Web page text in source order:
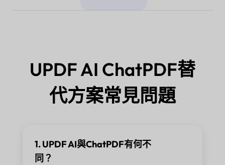
UPDF AI ChatPDF替
代方案常見問題
1. UPDF AI與ChatPDF有何不
同？